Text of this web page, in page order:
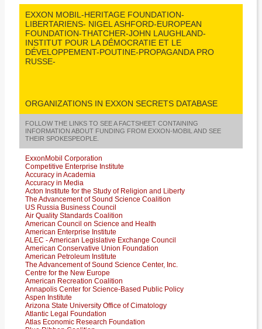
EXXON MOBIL-HERITAGE FOUNDATION-
LIBERTARIENS- NIGEL ASHFORD-EUROPEAN
FOUNDATION-THATCHER-JOHN LAUGHLAND-
INSTITUT POUR LA DÉMOCRATIE ET LE
DÉVELOPPEMENT-POUTINE-PROPAGANDA PRO
RUSSE-
ORGANIZATIONS IN EXXON SECRETS DATABASE
FOLLOW THE LINKS TO SEE A FACTSHEET CONTAINING
INFORMATION ABOUT FUNDING FROM EXXON-MOBIL AND SEE
THEIR SPOKESPEOPLE.
ExxonMobil Corporation
Competitive Enterprise Institute
Accuracy in Academia
Accuracy in Media
Acton Institute for the Study of Religion and Liberty
The Advancement of Sound Science Coalition
US Russia Business Council
Air Quality Standards Coalition
American Council on Science and Health
American Enterprise Institute
ALEC - American Legislative Exchange Council
American Conservative Union Foundation
American Petroleum Institute
The Advancement of Sound Science Center, Inc.
Centre for the New Europe
American Recreation Coalition
Annapolis Center for Science-Based Public Policy
Aspen Institute
Arizona State University Office of Cimatology
Atlantic Legal Foundation
Atlas Economic Research Foundation